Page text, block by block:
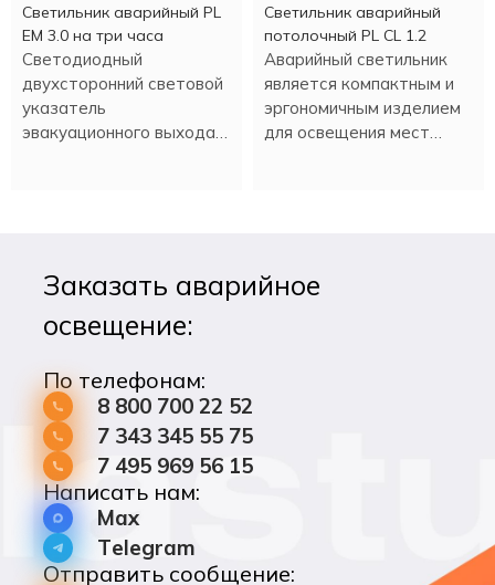
Светильник аварийный PL
EM 3.0 на три часа
Светодиодный
двухсторонний световой
указатель
эвакуационного выхода
часов.
Светильник аварийный
потолочный PL CL 1.2
Аварийный светильник
является компактным и
эргономичным изделием
для освещения мест
Заказать аварийное
освещение:
По телефонам:
8 800 700 22 52
7 343 345 55 75
7 495 969 56 15
Написать нам:
Max
Telegram
Отправить сообщение: